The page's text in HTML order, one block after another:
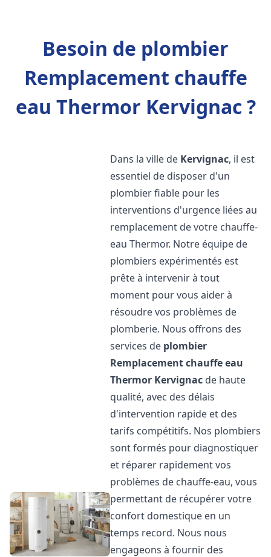
Besoin de plombier
Remplacement chauffe
eau Thermor Kervignac ?
Dans la ville de Kervignac, il est
essentiel de disposer d'un
plombier fiable pour les
interventions d'urgence liées au
remplacement de votre chauffe-
eau Thermor. Notre équipe de
plombiers expérimentés est
prête à intervenir à tout
moment pour vous aider à
résoudre vos problèmes de
plomberie. Nous offrons des
services de plombier
Remplacement chauffe eau
Thermor Kervignac de haute
qualité, avec des délais
d'intervention rapide et des
tarifs compétitifs. Nos plombiers
sont formés pour diagnostiquer
et réparer rapidement vos
problèmes de chauffe-eau, vous
permettant de récupérer votre
confort domestique en un
temps record. Nous nous
engageons à fournir des